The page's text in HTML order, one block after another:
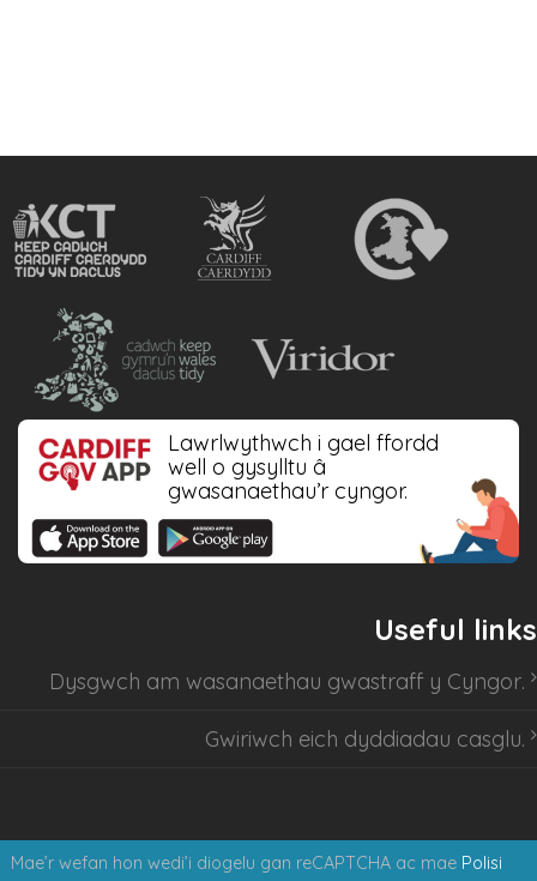
Lawrlwythwch i gael ffordd
well o gysylltu â
gwasanaethau’r cyngor.
Useful links
Dysgwch am wasanaethau gwastraff y Cyngor.
Gwiriwch eich dyddiadau casglu.
Mae’r wefan hon wedi’i diogelu gan reCAPTCHA ac mae Polisi